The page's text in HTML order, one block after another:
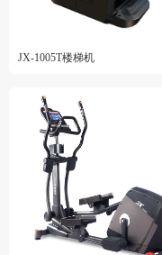
JX-1005T楼梯机